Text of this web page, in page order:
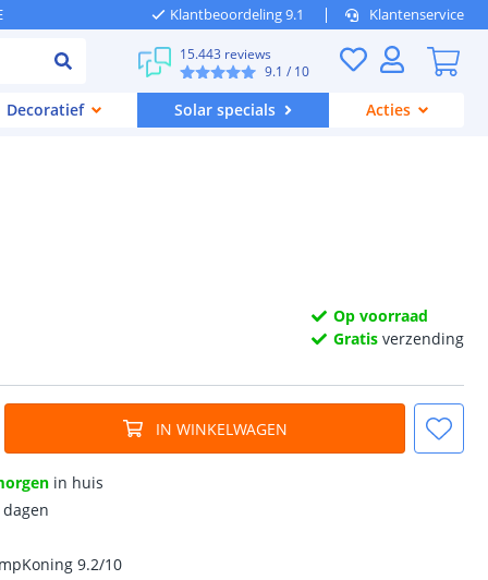
Klantbeoordeling 9.1 Klantenservice
15.443 reviews
9.1 / 10
Decoratief Solar specials Acties
Op voorraad
Gratis verzending
IN WINKELWAGEN
in huis
9.2/10